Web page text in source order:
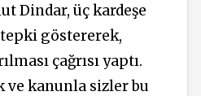
Dindar, üç kardeşe
göstererek,
çağrısı yaptı.
ve kanunla sizler bu